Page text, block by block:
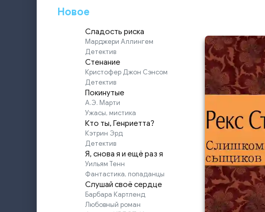
Новое
Сладость риска
Марджери Аллингем
Детектив
Стенание
Кристофер Джон Сэнсом
Детектив
Покинутые
А.Э. Марти
Ужасы, мистика
Кто ты, Генриетта?
Кэтрин Эрд
Детектив
Я, снова я и ещё раз я
Уильям Тенн
Фантастика, попаданцы
Слушай своё сердце
Барбара Картленд
Любовный роман